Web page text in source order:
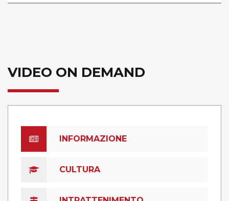
VIDEO ON DEMAND
INFORMAZIONE
CULTURA